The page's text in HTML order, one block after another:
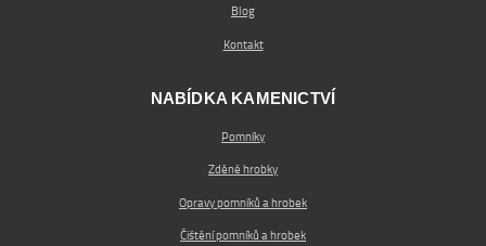
Blog
Kontakt
NABÍDKA KAMENICTVÍ
Pomníky
Zděné hrobky
Opravy pomníků a hrobek
Čištění pomníků a hrobek